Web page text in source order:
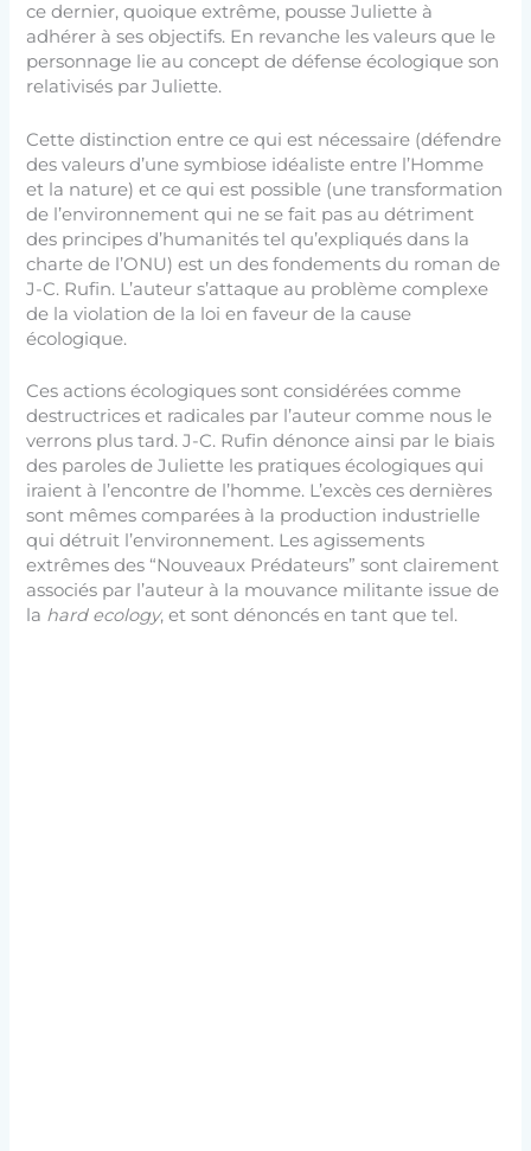
ce dernier, quoique extrême, pousse Juliette à
adhérer à ses objectifs. En revanche les valeurs que le
personnage lie au concept de défense écologique son
relativisés par Juliette.
Cette distinction entre ce qui est nécessaire (défendre
des valeurs d’une symbiose idéaliste entre l’Homme
et la nature) et ce qui est possible (une transformation
de l’environnement qui ne se fait pas au détriment
des principes d’humanités tel qu’expliqués dans la
charte de l’ONU) est un des fondements du roman de
J-C. Rufin. L’auteur s’attaque au problème complexe
de la violation de la loi en faveur de la cause
écologique.
Ces actions écologiques sont considérées comme
destructrices et radicales par l’auteur comme nous le
verrons plus tard. J-C. Rufin dénonce ainsi par le biais
des paroles de Juliette les pratiques écologiques qui
iraient à l’encontre de l’homme. L’excès ces dernières
sont mêmes comparées à la production industrielle
qui détruit l’environnement. Les agissements
extrêmes des “Nouveaux Prédateurs” sont clairement
associés par l’auteur à la mouvance militante issue de
la hard ecology, et sont dénoncés en tant que tel.